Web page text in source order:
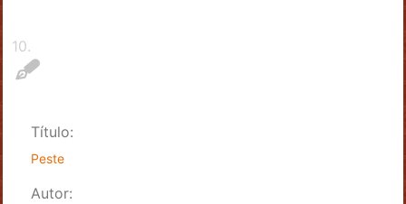
10.
Título:
Peste
Autor: